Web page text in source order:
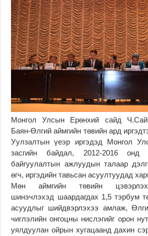
Монгол Улсын Ерөнхий сайд
Баян-Өлгий аймгийн төвийн ард
Уулзалтын үеэр иргэдэд Монгол
засгийн байдал, 2012-2016 онд
байгуулалтын ажлуудын талаар
өгч, иргэдийн тавьсан асуултуудад
Мөн аймгийн төвийн цэвэрлэх
шинэчлэхэд шаардагдах 1,5 тэрбум
асуудлыг шийдвэрлэхээ амлаж,
чиглэлийн онгоцны нислэгийг орон
уялдуулан ойрын хугацаанд дахин